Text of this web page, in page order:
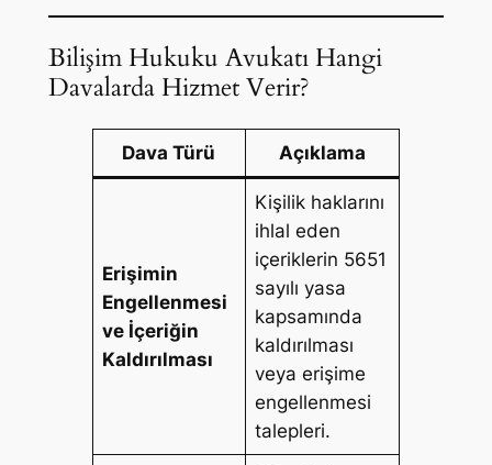
Bilişim Hukuku Avukatı Hangi
Davalarda Hizmet Verir?
Dava Türü Açıklama
Erişimin
Engellenmesi
ve İçeriğin
Kaldırılması
Kişilik haklarını
ihlal eden
içeriklerin 5651
sayılı yasa
kapsamında
kaldırılması
veya erişime
engellenmesi
talepleri.